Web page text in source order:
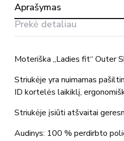
moterims
22011-
Aprašymas
Prekė detaliau
Moteriška „Ladies fit“ Outer
Striukėje yra nuimamas
ID kortelės laikiklį,
Striukėje įsiūti atšvaitai
Audinys: 100 % perdirbto